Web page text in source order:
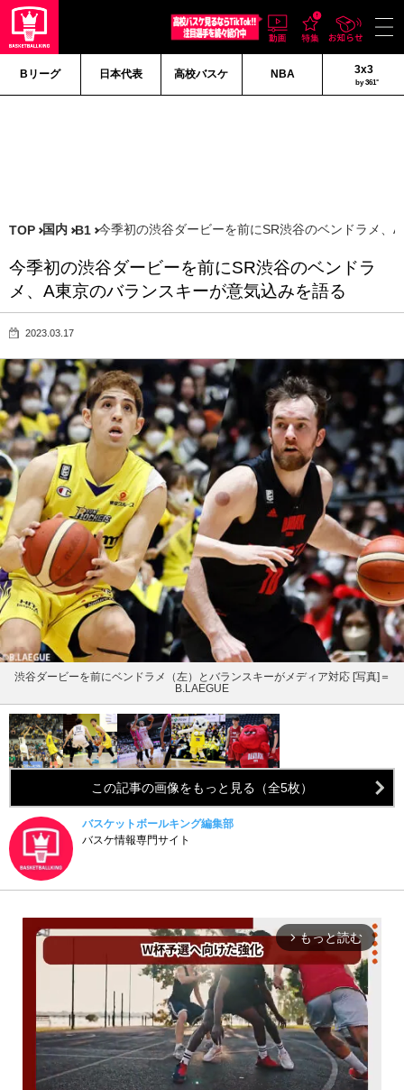
Bリーグ 日本代表 高校バスケ NBA 3x3
by 361°
TOP 国内 B1 今季初の渋谷ダービーを前にSR渋谷のベンドラメ、
今季初の渋谷ダービーを前にSR渋谷のベンドラ
メ、A東京のバランスキーが意気込みを語る
2023.03.17
渋谷ダービーを前にベンドラメ（左）とバランスキーがメディア対応 [写真]＝
B.LAEGUE
この記事の画像をもっと見る（全5枚）
バスケットボールキング編集部
バスケ情報専門サイト
arrow_forward_ios もっと読む